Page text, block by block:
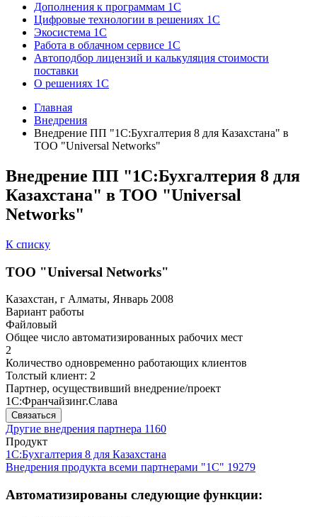
Дополнения к программам 1С
Цифровые технологии в решениях 1С
Экосистема 1С
Работа в облачном сервисе 1С
Автоподбор лицензий и калькуляция стоимости
поставки
О решениях 1С
Главная
Внедрения
Внедрение ПП "1С:Бухгалтерия 8 для Казахстана" в
ТОО "Universal Networks"
Внедрение ПП "1С:Бухгалтерия 8 для
Казахстана" в ТОО "Universal
Networks"
К списку
ТОО "Universal Networks"
Казахстан, г Алматы, Январь 2008
Вариант работы
Файловый
Общее число автоматизированных рабочих мест
2
Количество одновременно работающих клиентов
Толстый клиент: 2
Партнер, осуществивший внедрение/проект
1С:Франчайзинг.Слава
Связаться
Другие внедрения партнера 1160
Продукт
1С:Бухгалтерия 8 для Казахстана
Внедрения продукта всеми партнерами "1С" 19279
Автоматизированы следующие функции: